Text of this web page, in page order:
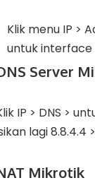
Klik menu IP >
untuk interface
Server
IP > DNS >
lagi 8.8.4.4
Mikrotik